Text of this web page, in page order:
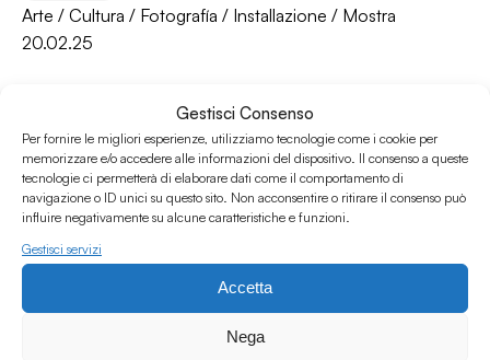
Gestisci Consenso
Per fornire le migliori esperienze, utilizziamo tecnologie come i cookie per
memorizzare e/o accedere alle informazioni del dispositivo. Il consenso a queste
tecnologie ci permetterà di elaborare dati come il comportamento di
navigazione o ID unici su questo sito. Non acconsentire o ritirare il consenso può
influire negativamente su alcune caratteristiche e funzioni.
Gestisci servizi
Accetta
Nega
Arte / Cultura / Fotografía / Installazione / Mostra
20.02.25
Via degli Orti 63, Bologna 40137